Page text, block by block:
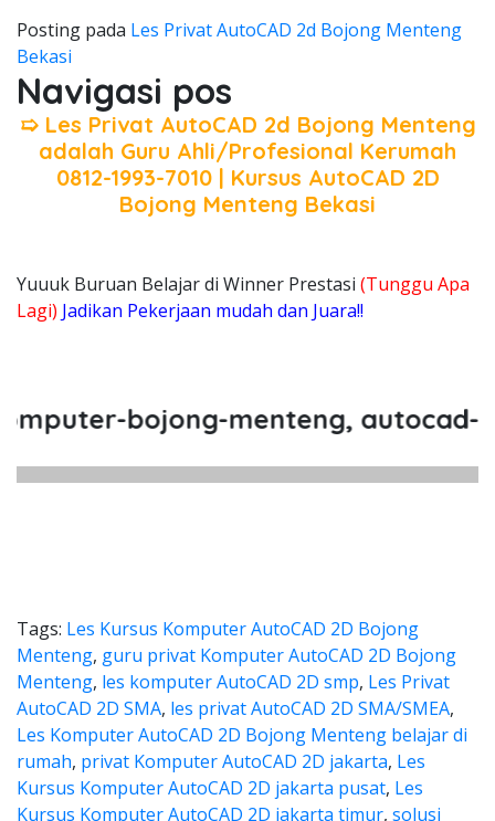
Posting pada Les Privat AutoCAD 2d Bojong Menteng
Bekasi
Navigasi pos
➯ Les Privat AutoCAD 2d Bojong Menteng
adalah Guru Ahli/Profesional Kerumah
0812-1993-7010 | Kursus AutoCAD 2D
Bojong Menteng Bekasi
Yuuuk Buruan Belajar di Winner Prestasi (Tunggu Apa
Lagi) Jadikan Pekerjaan mudah dan Juara!!
bojong-menteng, autocad-2d-
Tags: Les Kursus Komputer AutoCAD 2D Bojong
Menteng, guru privat Komputer AutoCAD 2D Bojong
Menteng, les komputer AutoCAD 2D smp, Les Privat
AutoCAD 2D SMA, les privat AutoCAD 2D SMA/SMEA,
Les Komputer AutoCAD 2D Bojong Menteng belajar di
rumah, privat Komputer AutoCAD 2D jakarta, Les
Kursus Komputer AutoCAD 2D jakarta pusat, Les
Kursus Komputer AutoCAD 2D jakarta timur, solusi